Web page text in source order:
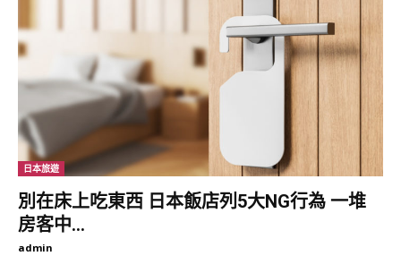
▼「維尼大臉抱枕」售價 2，808日圓（約新台幣 758元） 睡覺時
可以有這麼萌的維尼大臉抱枕，天氣再冷心裡也會暖起來吧～～
日本旅遊
別在床上吃東西 日本飯店列5大NG行為 一堆
房客中...
admin